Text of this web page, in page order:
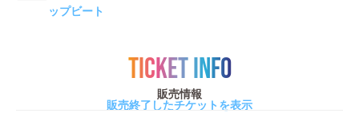
ップビート
TICKET INFO
販売情報
販売終了したチケットを表示